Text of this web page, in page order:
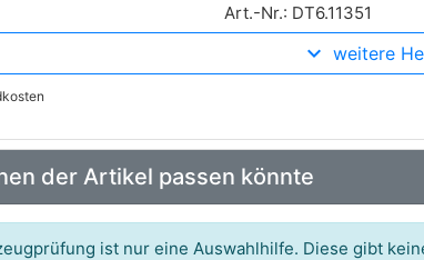
Art.-Nr.: DT6.11351
Art.-Nr.: 080.7458
weitere
der Artikel passen könnte
ist nur eine Auswahlhilfe. Diese gibt